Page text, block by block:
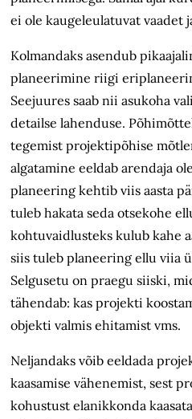
ei ole kaugeleulatuvat vaadet
Kolmandaks asendub
planeerimine riigi
Seejuures saab nii asukoha
detailse lahenduse. P
tegemist projektipõhise
algatamine eeldab arendaja
planeering kehtib viis aasta p
tuleb hakata seda otsekohe
kohtuvaidlusteks kulub kahe
siis tuleb planeering ellu viia
Selgusetu on praegu siiski,
tähendab: kas projekti
objekti valmis ehitamist vms.
Neljandaks võib eeldada
kaasamise vähenemist, sest
kohus­tust elanikkonda